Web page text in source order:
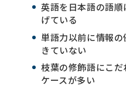
英語を日本語の語
げている
単語力以前に情報
きていない
枝葉の修飾語にこ
ケースが多い